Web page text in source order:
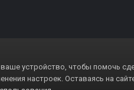
ваше устройство, чтобы помочь
настроек. Оставаясь на